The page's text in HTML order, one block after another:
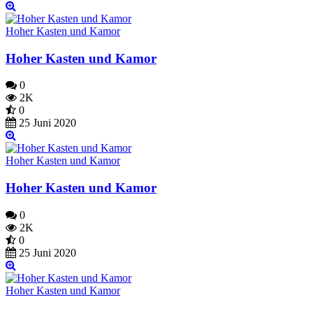
Hoher Kasten und Kamor
Hoher Kasten und Kamor
0
2K
0
25 Juni 2020
Hoher Kasten und Kamor
Hoher Kasten und Kamor
0
2K
0
25 Juni 2020
Hoher Kasten und Kamor